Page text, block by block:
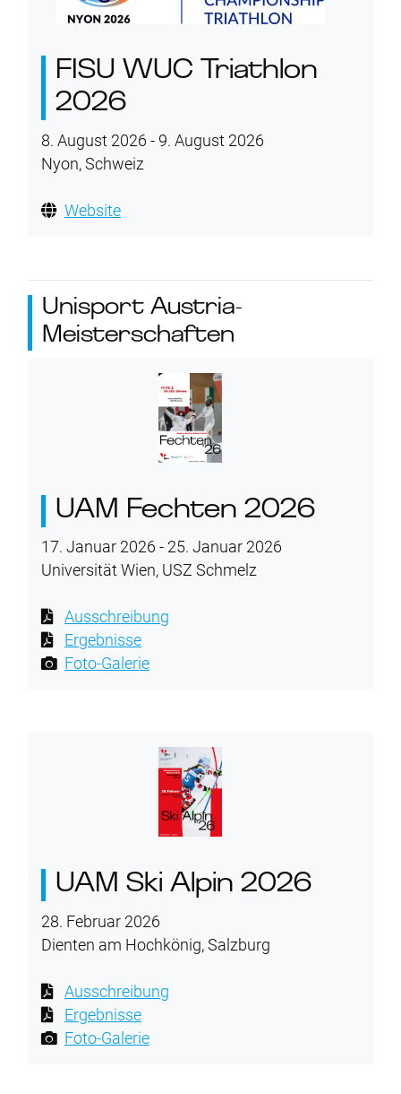
FISU WUC Triathlon
2026
8. August 2026 - 9. August 2026
Nyon, Schweiz
Website
Unisport Austria-
Meisterschaften
UAM Fechten 2026
17. Januar 2026 - 25. Januar 2026
Universität Wien, USZ Schmelz
Ausschreibung
Ergebnisse
Foto-Galerie
UAM Ski Alpin 2026
28. Februar 2026
Dienten am Hochkönig, Salzburg
Ausschreibung
Ergebnisse
Foto-Galerie